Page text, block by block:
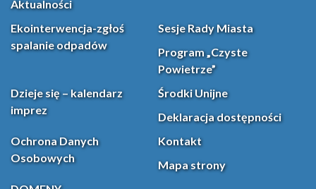
Aktualności
Ekointerwencja-zgłoś
spalanie odpadów
Sesje Rady Miasta
Program „Czyste
Powietrze”
Dzieje się – kalendarz
imprez
Środki Unijne
Deklaracja dostępności
Ochrona Danych
Osobowych
Kontakt
Mapa strony